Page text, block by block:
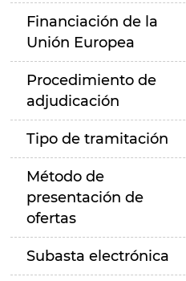
Financiación de la
Unión Europea
Procedimiento de
adjudicación
Tipo de tramitación
Método de
presentación de
ofertas
Subasta electrónica